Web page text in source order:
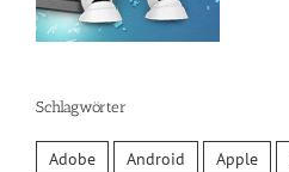
Schlagwörter
Adobe Android Apple